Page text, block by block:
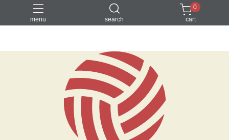
menu search
無酒精飲品 素水餃 素食月餅
0
cart